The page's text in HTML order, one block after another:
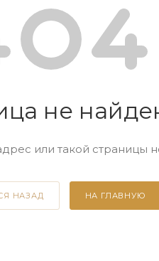
не
или такой страницы
НАЗАД НА ГЛАВНУЮ